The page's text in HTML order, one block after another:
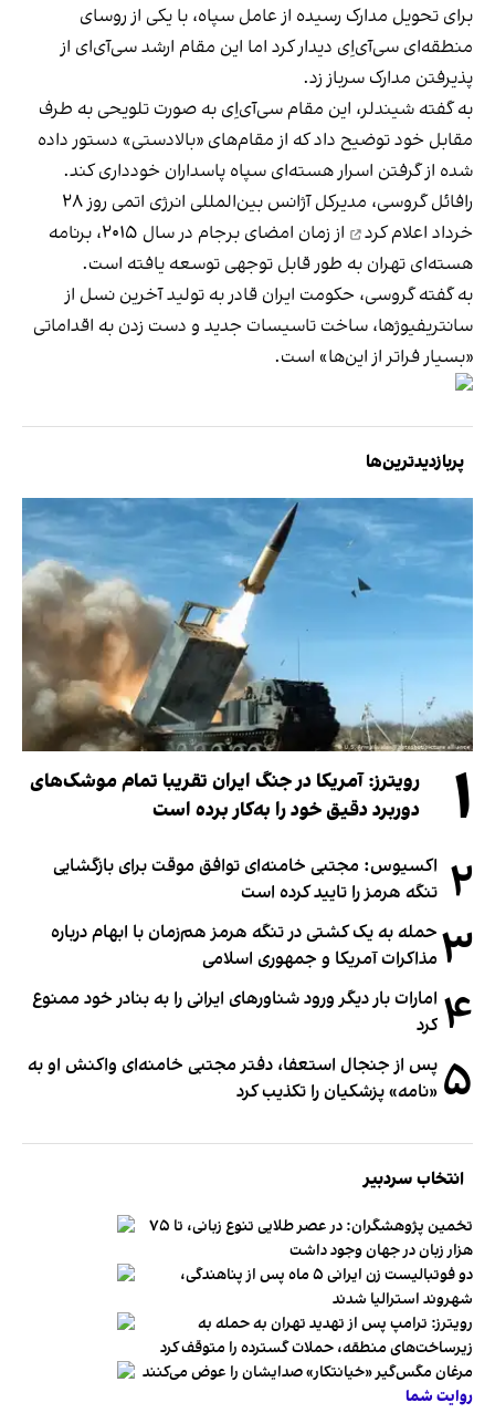
برای تحویل مدارک رسیده از عامل سپاه، با یکی از روسای
منطقه‌ای سی‌آی‌اِی دیدار کرد اما این مقام ارشد سی‌آی‌ای از
پذیرفتن مدارک سرباز زد.
به گفته شیندلر، این مقام سی‌آی‌اِی به صورت تلویحی به طرف
مقابل خود توضیح داد که از مقام‌های «بالادستی» دستور داده
شده از گرفتن اسرار هسته‌ای سپاه پاسداران خودداری کند.
رافائل گروسی، مدیرکل آژانس بین‌المللی انرژی اتمی روز ۲۸
خرداد اعلام کرد
از زمان امضای برجام در سال ۲۰۱۵، برنامه
هسته‌ای تهران به طور قابل توجهی توسعه یافته است.
به گفته گروسی، حکومت ایران قادر به تولید آخرین نسل از
سانتریفیوژها، ساخت تاسیسات جدید و دست زدن به اقداماتی
«بسیار فراتر از این‌ها» است.
پربازدیدترین‌ها
۱
رویترز: آمریکا در جنگ ایران تقریبا تمام موشک‌های
دوربرد دقیق خود را به‌کار برده است
۲ اکسیوس: مجتبی خامنه‌ای توافق موقت برای بازگشایی
تنگه هرمز را تایید کرده است
۳ حمله به یک کشتی در تنگه هرمز هم‌زمان با ابهام درباره
مذاکرات آمریکا و جمهوری اسلامی
۴ امارات بار دیگر ورود شناورهای ایرانی را به بنادر خود ممنوع
کرد
۵ پس از جنجال استعفا، دفتر مجتبی خامنه‌ای واکنش او به
«نامه» پزشکیان را تکذیب کرد
انتخاب سردبیر
تخمین پژوهشگران: در عصر طلایی تنوع زبانی، تا ۷۵
هزار زبان در جهان وجود داشت
دو فوتبالیست زن ایرانی ۵ ماه پس از پناهندگی،
شهروند استرالیا شدند
رویترز: ترامپ پس از تهدید تهران به حمله به
زیرساخت‌های منطقه، حملات گسترده را متوقف کرد
مرغان مگس‌گیر «خیانتکار» صدایشان را عوض می‌کنند
روایت شما